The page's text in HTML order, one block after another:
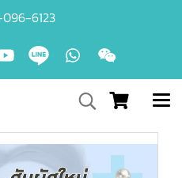
6123